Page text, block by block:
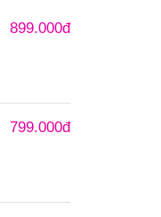
899.000đ
799.000đ